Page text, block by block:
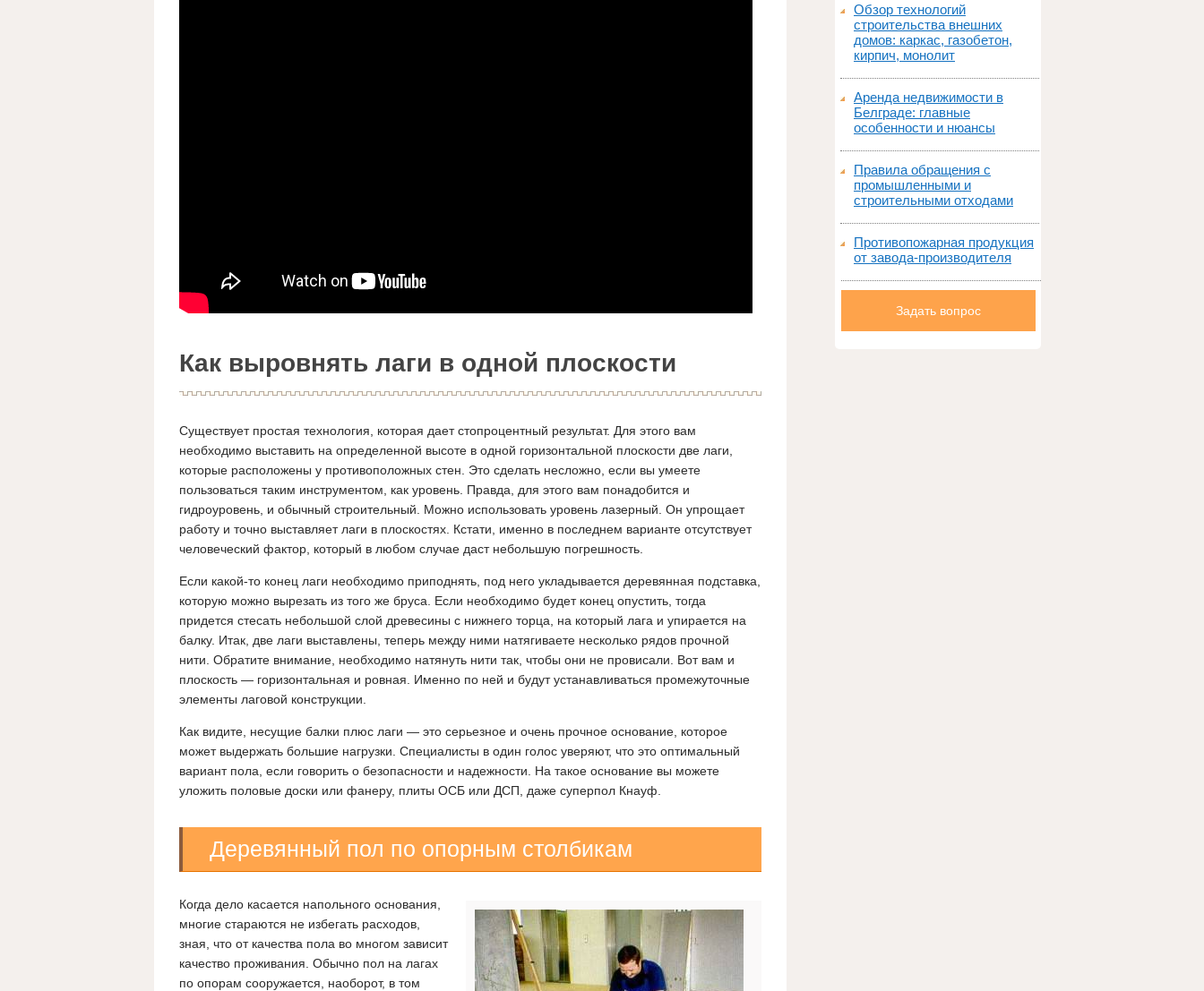
Как выровнять лаги в одной плоскости
Существует простая технология, которая дает стопроцентный результат. Для этого вам
необходимо выставить на определенной высоте в одной горизонтальной плоскости две лаги,
которые расположены у противоположных стен. Это сделать несложно, если вы умеете
пользоваться таким инструментом, как уровень. Правда, для этого вам понадобится и
гидроуровень, и обычный строительный. Можно использовать уровень лазерный. Он упрощает
работу и точно выставляет лаги в плоскостях. Кстати, именно в последнем варианте отсутствует
человеческий фактор, который в любом случае даст небольшую погрешность.
Если какой-то конец лаги необходимо приподнять, под него укладывается деревянная подставка,
которую можно вырезать из того же бруса. Если необходимо будет конец опустить, тогда
придется стесать небольшой слой древесины с нижнего торца, на который лага и упирается на
балку. Итак, две лаги выставлены, теперь между ними натягиваете несколько рядов прочной
нити. Обратите внимание, необходимо натянуть нити так, чтобы они не провисали. Вот вам и
плоскость — горизонтальная и ровная. Именно по ней и будут устанавливаться промежуточные
элементы лаговой конструкции.
Как видите, несущие балки плюс лаги — это серьезное и очень прочное основание, которое
может выдержать большие нагрузки. Специалисты в один голос уверяют, что это оптимальный
вариант пола, если говорить о безопасности и надежности. На такое основание вы можете
уложить половые доски или фанеру, плиты ОСБ или ДСП, даже суперпол Кнауф.
Деревянный пол по опорным столбикам
Когда дело касается напольного основания,
многие стараются не избегать расходов,
зная, что от качества пола во многом зависит
качество проживания. Обычно пол на лагах
по опорам сооружается, наоборот, в том
Обзор технологий
строительства внешних
домов: каркас, газобетон,
кирпич, монолит
Аренда недвижимости в
Белграде: главные
особенности и нюансы
Правила обращения с
промышленными и
строительными отходами
Противопожарная продукция
от завода-производителя
Задать вопрос